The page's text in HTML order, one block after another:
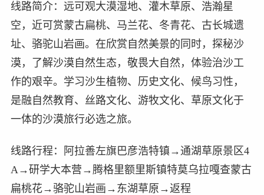
线路简介：远可观大漠湿地、灌木草原、浩瀚星
空，近可赏蒙古扁桃、马兰花、冬青花、古长城遗
址、骆驼山岩画。在欣赏自然美景的同时，探秘沙
漠，了解沙漠自然生态，敬畏大自然，体验治沙工
作的艰辛。学习沙生植物、历史文化、候鸟习性，
是融自然教育、丝路文化、游牧文化、草原文化于
一体的沙漠旅行必选之旅。
线路行程：阿拉善左旗巴彦浩特镇→通湖草原景区4
A→研学大本营→腾格里额里斯镇特莫乌拉嘎查蒙古
扁桃花→骆驼山岩画→东湖草原→返程